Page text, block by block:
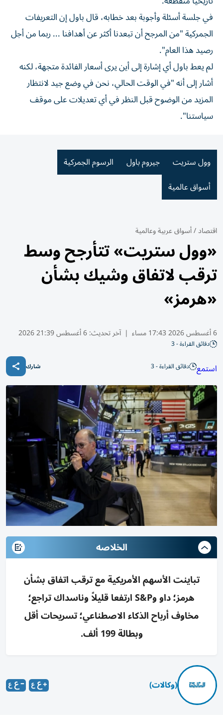
في جلسة أسئلة وأجوبة بعد خطابه، قال باول إن التعريفات
الجمركية "من المرجح أن تبعدنا أكثر عن أهدافنا ... ربما من أجل
رصيد هذا العام".
لم يعط باول أي إشارة إلى أين يرى أسعار الفائدة متجهة، لكنه
أشار إلى أنه "في الوقت الحالي، نحن في وضع جيد لانتظار
المزيد من الوضوح قبل النظر في أي تعديلات على موقف
سياستنا".
وول ستريت جيروم باول
الرسوم الجمركية
أسواق عالمية
اقتصاد/أسواق عربية وعالمية
«وول ستريت» تتأرجح وسط
ترقب لاتفاق وشيك بشأن
«هرمز»
6 أغسطس 2026 17:43 مساء | آخر تحديث:6 أغسطس 21:39 2026
دقائق القراءة - 3
استمع دقائق القراءة - 3 شارك
الخلاصه
تباينت الأسهم الأمريكية مع ترقب اتفاق بشأن
هرمز؛ داو وS&P ارتفعا قليلاً وناسداك تراجع؛
مخاوف أرباح الذكاء الاصطناعي؛ تسريحات أقل
وبطالة 199 ألف.
(وكالات)